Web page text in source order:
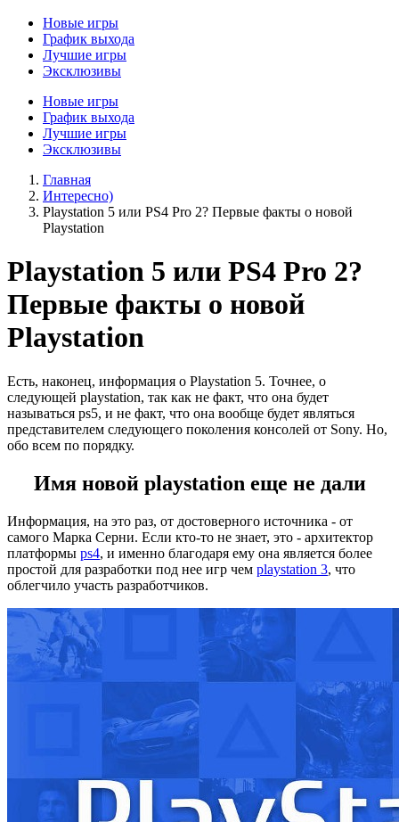
Новые игры
График выхода
Лучшие игры
Эксклюзивы
Новые игры
График выхода
Лучшие игры
Эксклюзивы
Главная
Интересно)
Playstation 5 или PS4 Pro 2? Первые факты о новой
Playstation
Playstation 5 или PS4 Pro 2?
Первые факты о новой
Playstation
Есть, наконец, информация о Playstation 5. Точнее, о
следующей playstation, так как не факт, что она будет
называться ps5, и не факт, что она вообще будет являться
представителем следующего поколения консолей от Sony. Но,
обо всем по порядку.
Имя новой playstation еще не дали
Информация, на это раз, от достоверного источника - от
самого Марка Серни. Если кто-то не знает, это - архитектор
платформы ps4, и именно благодаря ему она является более
простой для разработки под нее игр чем playstation 3, что
облегчило участь разработчиков.